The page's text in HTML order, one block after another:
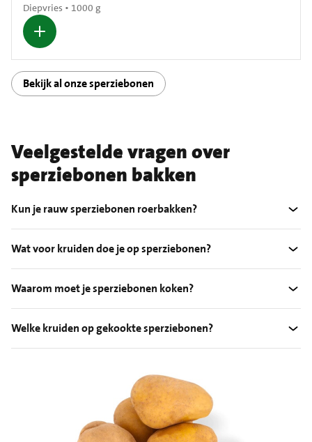
Diepvries • 1000 g
Bekijk al onze sperziebonen
Veelgestelde vragen over
sperziebonen bakken
Kun je rauw sperziebonen roerbakken?
Wat voor kruiden doe je op sperziebonen?
Waarom moet je sperziebonen koken?
Welke kruiden op gekookte sperziebonen?